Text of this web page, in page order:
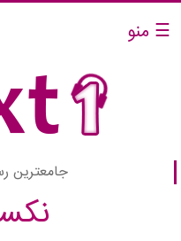
☰ منو
جامعترین